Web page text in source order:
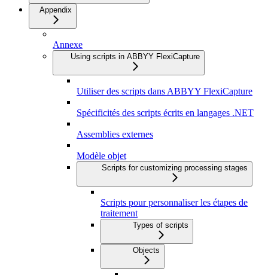
Appendix
Annexe
Using scripts in ABBYY FlexiCapture
Utiliser des scripts dans ABBYY FlexiCapture
Spécificités des scripts écrits en langages .NET
Assemblies externes
Modèle objet
Scripts for customizing processing stages
Scripts pour personnaliser les étapes de
traitement
Types of scripts
Objects